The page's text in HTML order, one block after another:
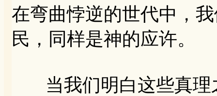
在弯曲悖逆的世代中，
民，同样是神的应许。
当我们明白这些真理